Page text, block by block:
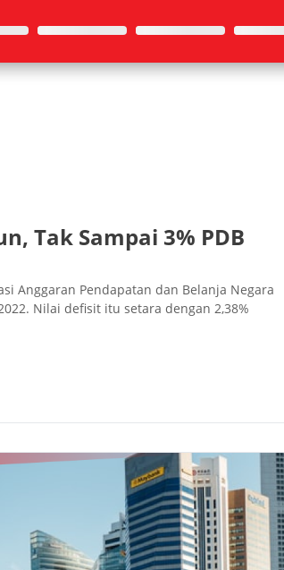
Tak Sampai 3% PDB
Anggaran Pendapatan dan Belanja Negara
Nilai defisit itu setara dengan 2,38%